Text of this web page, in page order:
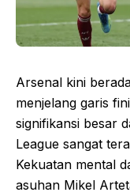
Arsenal kini
menjelang garis
signifikansi besar
League sangat
Kekuatan mental
asuhan Mikel